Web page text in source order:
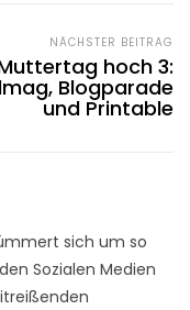
NÄCHSTER BEITRAG
hoch 3:
Blogparade
und Printable
sich um so
Sozialen Medien